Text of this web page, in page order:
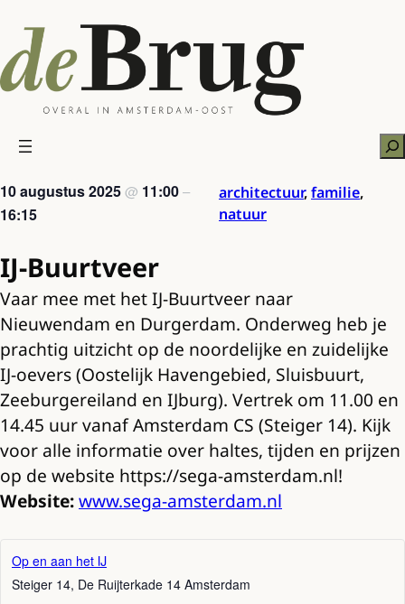
naar
de
inhoud
10 augustus 2025@ 11:00–
16:15
architectuur,familie,
natuur
IJ-Buurtveer
Vaar mee met het IJ-Buurtveer naar
Nieuwendam en Durgerdam. Onderweg heb je
prachtig uitzicht op de noordelijke en zuidelijke
IJ-oevers (Oostelijk Havengebied, Sluisbuurt,
Zeeburgereiland en IJburg). Vertrek om 11.00 en
14.45 uur vanaf Amsterdam CS (Steiger 14). Kijk
voor alle informatie over haltes, tijden en prijzen
op de website https://sega-amsterdam.nl!
Website:www.sega-amsterdam.nl
Op en aan het IJ
Steiger 14, De Ruijterkade 14 Amsterdam